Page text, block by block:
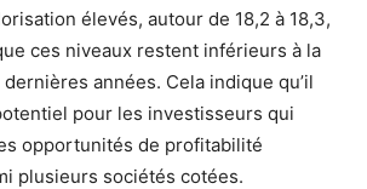
élevés, autour de 18,2 à 18,3,
ces niveaux restent inférieurs à la
années. Cela indique qu’il
pour les investisseurs qui
opportunités de profitabilité
plusieurs sociétés cotées.